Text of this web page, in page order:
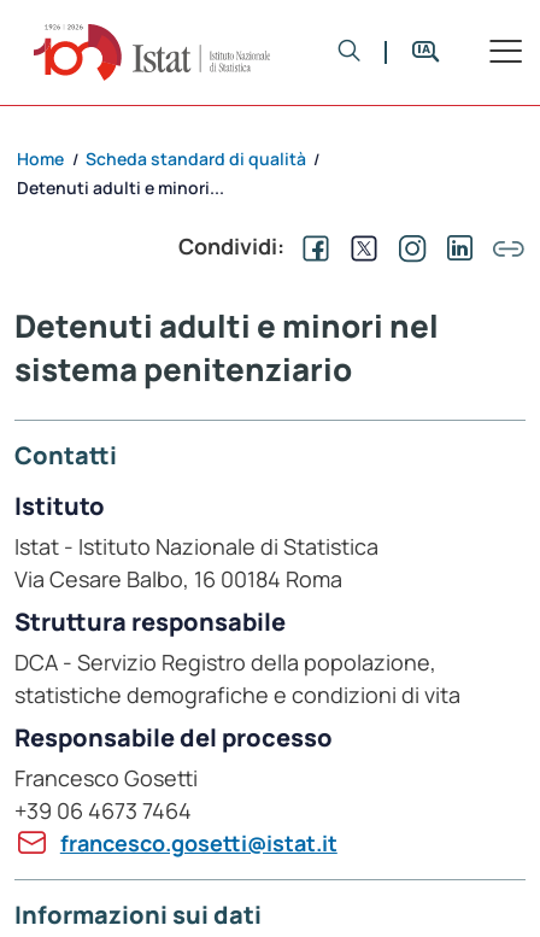
Home / Scheda standard di qualità /
Detenuti adulti e minori...
Condividi:
Detenuti adulti e minori nel
sistema penitenziario
Contatti
Istituto
Istat - Istituto Nazionale di Statistica
Via Cesare Balbo, 16 00184 Roma
Struttura responsabile
DCA - Servizio Registro della popolazione,
statistiche demografiche e condizioni di vita
Responsabile del processo
Francesco Gosetti
+39 06 4673 7464
francesco.gosetti@istat.it
Informazioni sui dati